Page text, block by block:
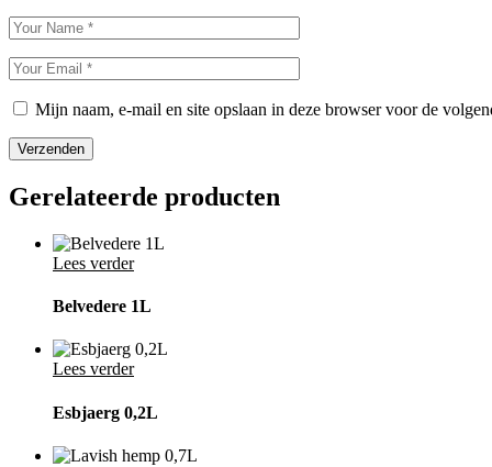
Mijn naam, e-mail en site opslaan in deze browser voor de
Verzenden
Gerelateerde producten
Lees verder
Belvedere 1L
Lees verder
Esbjaerg 0,2L